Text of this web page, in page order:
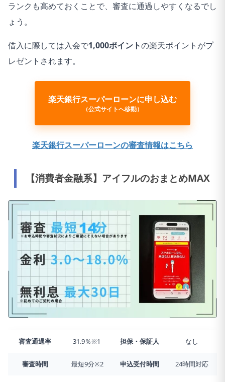
ランクも高めておく ことで、審査に通過しやすくなるでし
ょう。
借入に際しては入会で1,000ポイントの楽天ポイントがプ
レゼントされます。
楽天銀行スーパーローンに申し込む
（公式サイトへ移動）
楽天銀行スーパーローンの審査情報はこちら
【消費者金融系】アイフルのおまとめMAX
審査通過率 31.9％※1 担保・保証人 なし
審査時間 最短9分※2 申込受付時間 24時間対応